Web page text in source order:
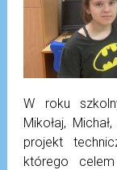
W roku
Mikołaj,
projekt
którego